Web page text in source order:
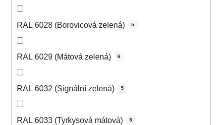
RAL 6028 (Borovicová zelená) 5
RAL 6029 (Mátová zelená) 6
RAL 6032 (Signální zelená) 5
RAL 6033 (Tyrkysová mátová) 5